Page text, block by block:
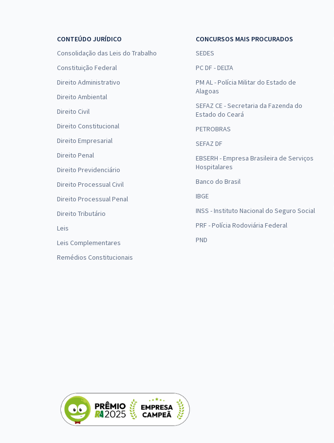
CONTEÚDO JURÍDICO
Consolidação das Leis do Trabalho
Constituição Federal
Direito Administrativo
Direito Ambiental
Direito Civil
Direito Constitucional
Direito Empresarial
Direito Penal
Direito Previdenciário
Direito Processual Civil
Direito Processual Penal
Direito Tributário
Leis
Leis Complementares
Remédios Constitucionais
CONCURSOS MAIS PROCURADOS
SEDES
PC DF - DELTA
PM AL - Polícia Militar do Estado de
Alagoas
SEFAZ CE - Secretaria da Fazenda do
Estado do Ceará
PETROBRAS
SEFAZ DF
EBSERH - Empresa Brasileira de Serviços
Hospitalares
Banco do Brasil
IBGE
INSS - Instituto Nacional do Seguro Social
PRF - Polícia Rodoviária Federal
PND